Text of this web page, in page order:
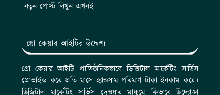
নতুন পোস্ট লিখুন এখনই
গ্রো কেয়ার আইটির উদ্দেশ্য
গ্রো কেয়ার আইটি প্রাতিষ্ঠানিকভাবে ডিজিটাল মার্কেটিং সার্ভিস
প্রোভাইড করে প্রতি মাসে হ্যান্ডসাম পরিমাণ টাকা ইনকাম করে।
ডিজিটাল মার্কেটিং সার্ভিস দেওয়ার মাধ্যমে কিভাবে উদ্যোক্তা